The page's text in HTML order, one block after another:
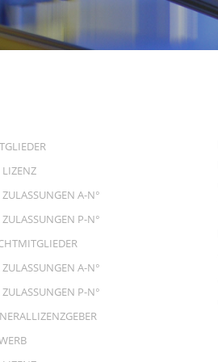
LIZENZ
ZULASSUNGEN A-N°
ZULASSUNGEN P-N°
ZULASSUNGEN A-N°
ZULASSUNGEN P-N°